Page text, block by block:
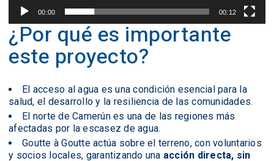
00:00 00:12
¿Por qué es importante
este proyecto?
El acceso al agua es una condición esencial para la
salud, el desarrollo y la resiliencia de las comunidades.
El norte de Camerún es una de las regiones más
afectadas por la escasez de agua.
Goutte à Goutte actúa sobre el terreno, con voluntarios
y socios locales, garantizando una acción directa, sin